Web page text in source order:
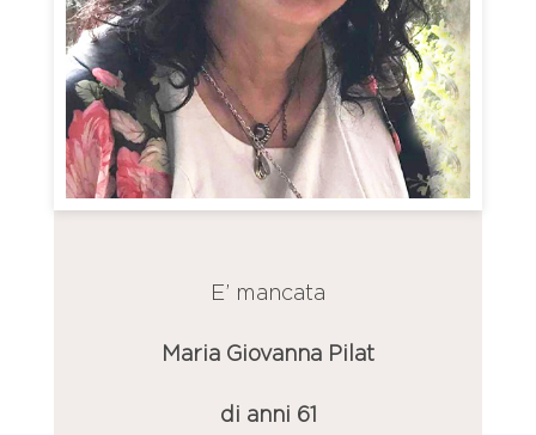
E’ mancata
Maria Giovanna Pilat
di anni 61